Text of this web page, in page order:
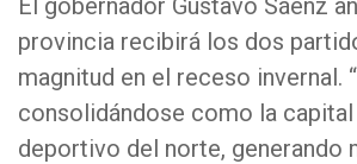
El gobernador Gustavo Sáenz
provincia recibirá los dos
magnitud en el receso invernal.
consolidándose como la
deportivo del norte, generando